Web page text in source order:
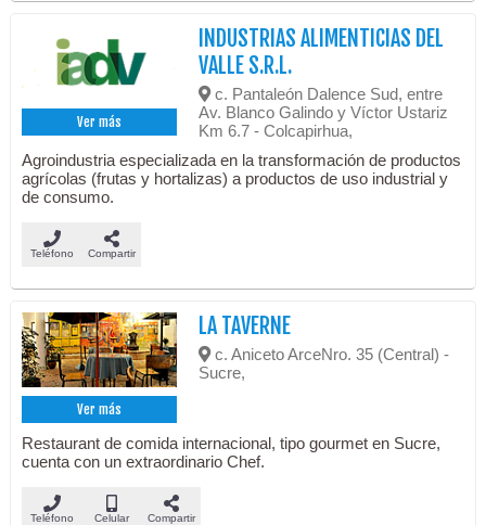
Ver más
INDUSTRIAS ALIMENTICIAS DEL
VALLE S.R.L.
c. Pantaleón Dalence Sud, entre
Av. Blanco Galindo y Víctor Ustariz
Km 6.7 - Colcapirhua,
Agroindustria especializada en la transformación de productos
agrícolas (frutas y hortalizas) a productos de uso industrial y
de consumo.
Teléfono Compartir
Ver más
LA TAVERNE
c. Aniceto ArceNro. 35 (Central) -
Sucre,
Restaurant de comida internacional, tipo gourmet en Sucre,
cuenta con un extraordinario Chef.
Teléfono Celular Compartir